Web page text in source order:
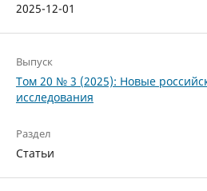
2025-12-01
Выпуск
Том 20 № 3 (2025): Новые
исследования
Раздел
Статьи